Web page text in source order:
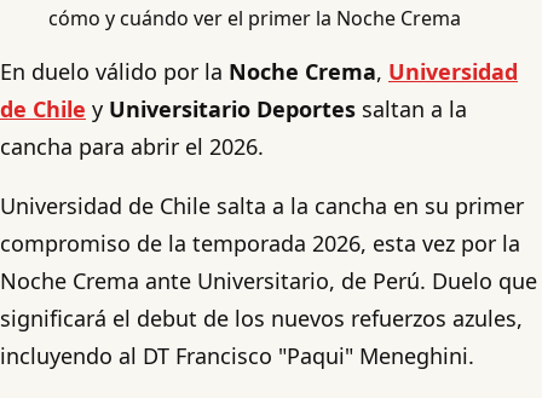
cómo y cuándo ver el primer la Noche Crema
En duelo válido por la Noche Crema, Universidad
de Chile y Universitario Deportes saltan a la
cancha para abrir el 2026.
Universidad de Chile salta a la cancha en su primer
compromiso de la temporada 2026, esta vez por la
Noche Crema ante Universitario, de Perú. Duelo que
significará el debut de los nuevos refuerzos azules,
incluyendo al DT Francisco "Paqui" Meneghini.